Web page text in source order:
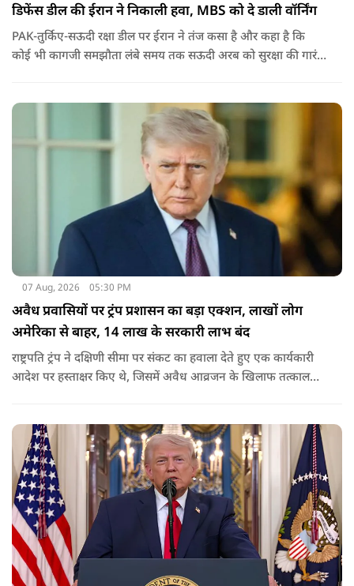
डिफेंस डील की ईरान ने निकाली हवा, MBS को दे डाली वॉर्निंग
PAK-तुर्किए-सऊदी रक्षा डील पर ईरान ने तंज कसा है और कहा है कि
कोई भी कागजी समझौता लंबे समय तक सऊदी अरब को सुरक्षा की गारंटी
07 Aug, 2026 05:30 PM
अवैध प्रवासियों पर ट्रंप प्रशासन का बड़ा एक्शन, लाखों लोग
अमेरिका से बाहर, 14 लाख के सरकारी लाभ बंद
राष्ट्रपति ट्रंप ने दक्षिणी सीमा पर संकट का हवाला देते हुए एक कार्यकारी
आदेश पर हस्ताक्षर किए थे, जिसमें अवैध आव्रजन के खिलाफ तत्काल